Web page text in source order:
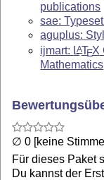
publications
sae:
aguplus:
ijmart: LATEX
Mathematics
∅ 0 [keine
Für dieses Paket
Du kannst der